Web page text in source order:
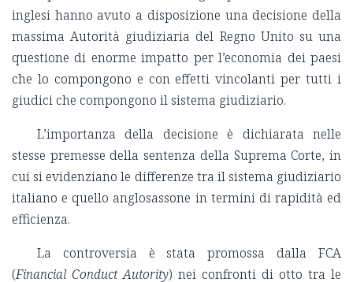
inglesi hanno avuto a disposizione una decisione della
massima Autorità giudiziaria del Regno Unito su una
questione di enorme impatto per l’economia dei paesi
che lo compongono e con effetti vincolanti per tutti i
giudici che compongono il sistema giudiziario.
L’importanza della decisione è dichiarata nelle
stesse premesse della sentenza della Suprema Corte, in
cui si evidenziano le differenze tra il sistema giudiziario
italiano e quello anglosassone in termini di rapidità ed
efficienza.
La controversia è stata promossa dalla FCA
(Financial Conduct Autority) nei confronti di otto tra le